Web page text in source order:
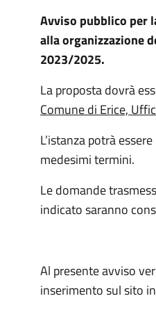
Avviso pubblico per
alla organizzazione
2023/2025.
La proposta dovrà
Comune di Erice,
L’istanza potrà
medesimi termini.
Le domande
indicato saranno
Al presente avviso
inserimento sul sito